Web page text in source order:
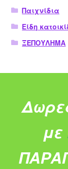
Παιχνίδια
Είδη
ΞΕΠΟΥΛΗΜΑ
με